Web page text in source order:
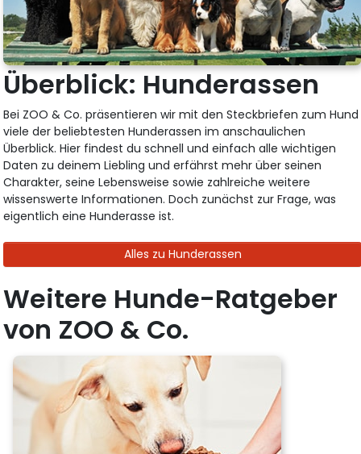
Überblick: Hunderassen
Bei ZOO & Co. präsentieren wir mit den Steckbriefen zum Hund
viele der beliebtesten Hunderassen im anschaulichen
Überblick. Hier findest du schnell und einfach alle wichtigen
Daten zu deinem Liebling und erfährst mehr über seinen
Charakter, seine Lebensweise sowie zahlreiche weitere
wissenswerte Informationen. Doch zunächst zur Frage, was
eigentlich eine Hunderasse ist.
Alles zu Hunderassen
Weitere Hunde-Ratgeber
von ZOO & Co.